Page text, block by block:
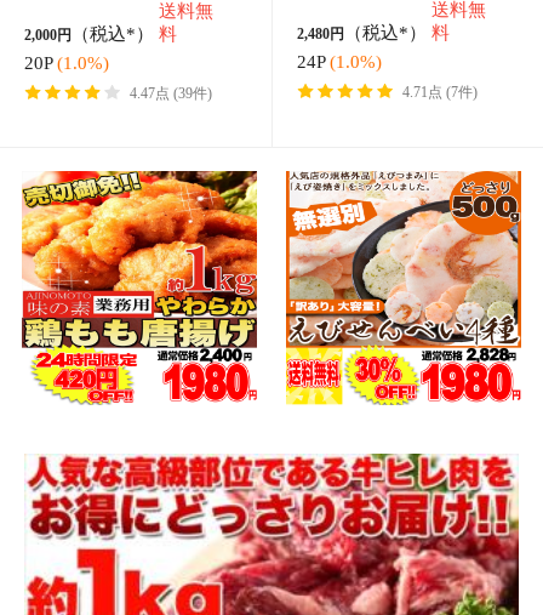
【訳あり】ジューシーカルパス500g☆着色料 保存料一切不使用!!低温乾燥で
柔らか食感/メール便 pre
2,200円（税込*）
送料無
料
22P (1.0%)
4.42点 (452件)
クレカ
auかんたん決済